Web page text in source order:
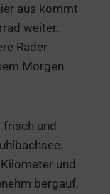
aus kommt
weiter.
Räder
Morgen
und
und
bergauf,